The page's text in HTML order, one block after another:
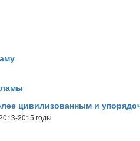
цивилизованным и
2015 годы